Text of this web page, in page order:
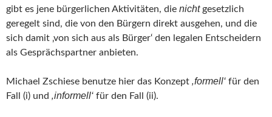
gibt es jene bürgerlichen Aktivitäten, die nichtgesetzlich
geregelt sind, die von den Bürgern direkt ausgehen, und die
sich damit ‚von sich aus als Bürger‘ den legalen Entscheidern
als Gesprächspartner anbieten.
Michael Zschiese benutze hier das Konzept ‚formell‘ für den
Fall (i) und ‚informell‘ für den Fall (ii).